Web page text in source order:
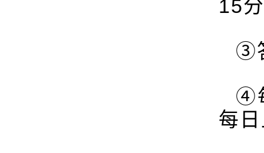
15
③
④
每